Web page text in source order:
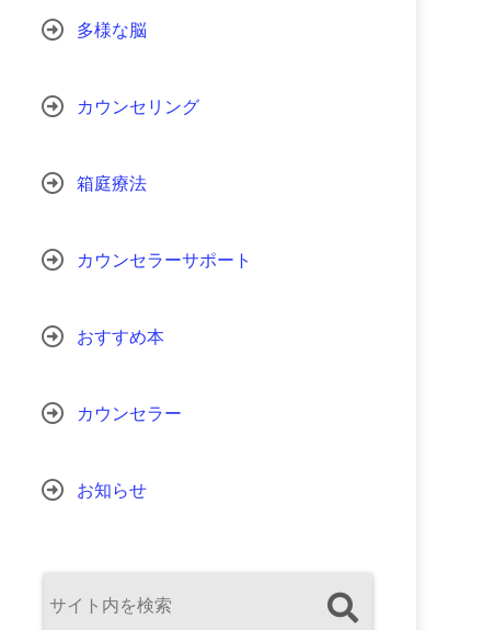
多様な脳
カウンセリング
箱庭療法
カウンセラーサポート
おすすめ本
カウンセラー
お知らせ